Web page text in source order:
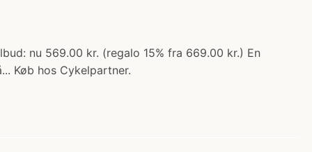
nu 569.00 kr. (regalo 15% fra 669.00 kr.) En
Køb hos Cykelpartner.